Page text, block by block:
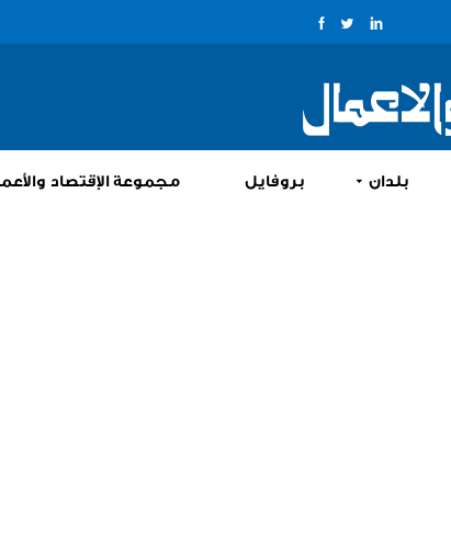
بلدان بروفايل مجموعة الإقتصاد